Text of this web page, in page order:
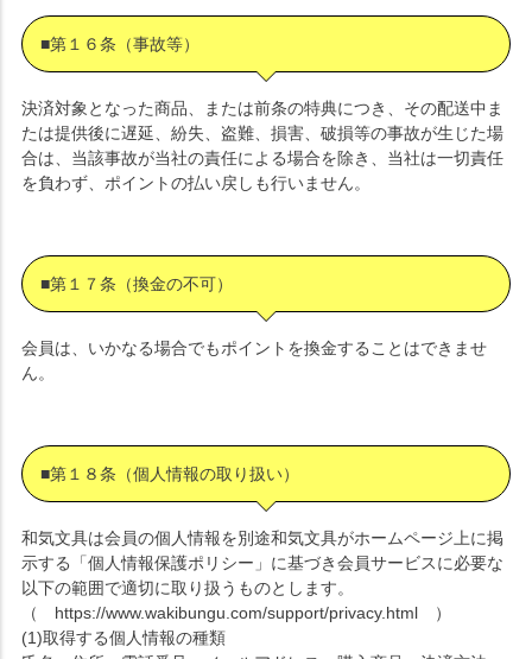
■第１６条（事故等）
決済対象となった商品、または前条の特典につき、その配送中ま
たは提供後に遅延、紛失、盗難、損害、破損等の事故が生じた場
合は、当該事故が当社の責任による場合を除き、当社は一切責任
を負わず、ポイントの払い戻しも行いません。
■第１７条（換金の不可）
会員は、いかなる場合でもポイントを換金することはできませ
ん。
■第１８条（個人情報の取り扱い）
和気文具は会員の個人情報を別途和気文具がホームページ上に掲
示する「個人情報保護ポリシー」に基づき会員サービスに必要な
以下の範囲で適切に取り扱うものとします。
（ https://www.wakibungu.com/support/privacy.html ）
(1)取得する個人情報の種類